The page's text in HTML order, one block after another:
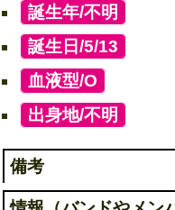
誕生年/不明
誕生日/5/13
血液型/O
出身地/不明
備考